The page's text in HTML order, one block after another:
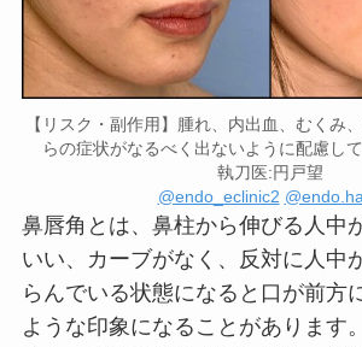
【リスク・副作用】腫れ、内出血、むくみ
らの症状がなるべく出ないように配慮し
執刀医:円戸望
@endo_eclinic2
鼻唇角とは、鼻柱から伸びる人中
いい、カーブがなく、反対に人中
らんでいる状態になると口が前方
ような印象になることがあります。